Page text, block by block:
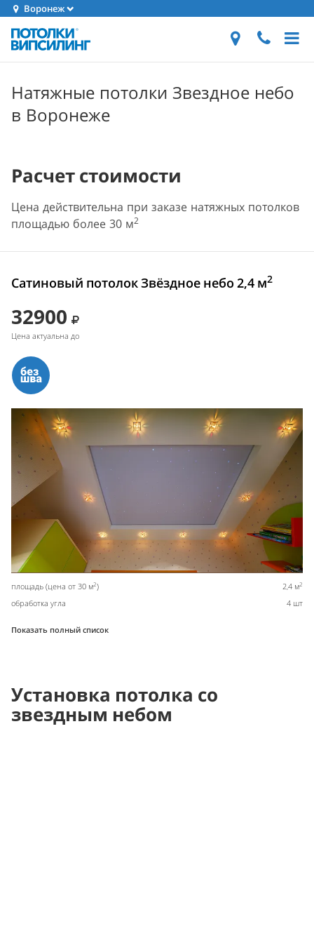
Воронеж
Натяжные потолки Звездное небо
в Воронеже
Расчет стоимости
Цена действительна при заказе натяжных потолков
площадью более 30 м2
Сатиновый потолок Звёздное небо 2,4 м2
32900
Цена актуальна до
площадь (цена от 30 м2) 2,4 м2
обработка угла 4 шт
Показать полный список
Установка потолка со
звездным небом